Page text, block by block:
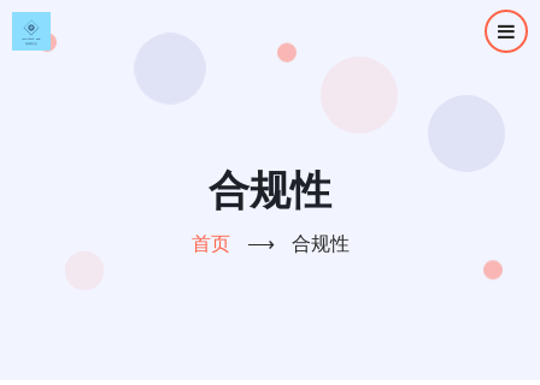
跳
转
合规性
首页 ⟶ 合规性